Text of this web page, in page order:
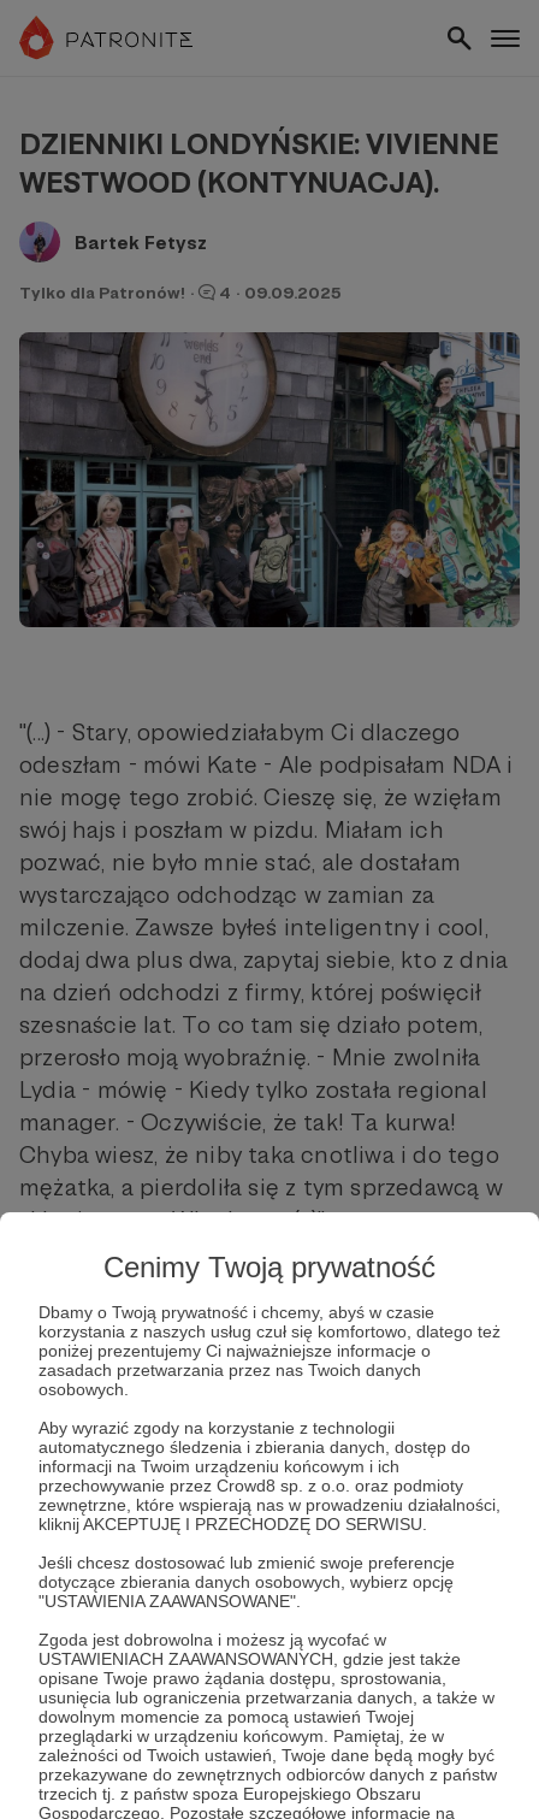
Cenimy Twoją prywatność
Dbamy o Twoją prywatność i chcemy, abyś w czasie
korzystania z naszych usług czuł się komfortowo, dlatego też
poniżej prezentujemy Ci najważniejsze informacje o
zasadach przetwarzania przez nas Twoich danych
osobowych.
Aby wyrazić zgody na korzystanie z technologii
automatycznego śledzenia i zbierania danych, dostęp do
informacji na Twoim urządzeniu końcowym i ich
przechowywanie przez Crowd8 sp. z o.o. oraz podmioty
zewnętrzne, które wspierają nas w prowadzeniu działalności,
kliknij AKCEPTUJĘ I PRZECHODZĘ DO SERWISU.
Jeśli chcesz dostosować lub zmienić swoje preferencje
dotyczące zbierania danych osobowych, wybierz opcję
"USTAWIENIA ZAAWANSOWANE".
Zgoda jest dobrowolna i możesz ją wycofać w
USTAWIENIACH ZAAWANSOWANYCH, gdzie jest także
opisane Twoje prawo żądania dostępu, sprostowania,
usunięcia lub ograniczenia przetwarzania danych, a także w
dowolnym momencie za pomocą ustawień Twojej
przeglądarki w urządzeniu końcowym. Pamiętaj, że w
zależności od Twoich ustawień, Twoje dane będą mogły być
przekazywane do zewnętrznych odbiorców danych z państw
trzecich tj. z państw spoza Europejskiego Obszaru
Gospodarczego. Pozostałe szczegółowe informacje na
DZIENNIKI LONDYŃSKIE: VIVIENNE
WESTWOOD (KONTYNUACJA).
Bartek Fetysz
Tylko dla Patronów! · 4 · 09.09.2025
"(...) - Stary, opowiedziałabym Ci dlaczego
odeszłam - mówi Kate - Ale podpisałam NDA i
nie mogę tego zrobić. Cieszę się, że wzięłam
swój hajs i poszłam w pizdu. Miałam ich
pozwać, nie było mnie stać, ale dostałam
wystarczająco odchodząc w zamian za
milczenie. Zawsze byłeś inteligentny i cool,
dodaj dwa plus dwa, zapytaj siebie, kto z dnia
na dzień odchodzi z firmy, której poświęcił
szesnaście lat. To co tam się działo potem,
przerosło moją wyobraźnię. - Mnie zwolniła
Lydia - mówię - Kiedy tylko została regional
manager. - Oczywiście, że tak! Ta kurwa!
Chyba wiesz, że niby taka cnotliwa i do tego
mężatka, a pierdoliła się z tym sprzedawcą w
sklepie, z tym Włochem... (...)"
Post dostępny tylko dla Patronów
Aby zobaczyć ten materiał musisz być zalogowany
Zostań Patronem
Zaloguj się
Bartek Fetysz Dzienniki Londyńskie Vivienne Westwood
moda Londyn praca przemoc
Udostępnij